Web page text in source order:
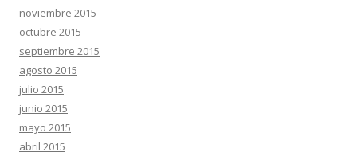
noviembre 2015
octubre 2015
septiembre 2015
agosto 2015
julio 2015
junio 2015
mayo 2015
abril 2015